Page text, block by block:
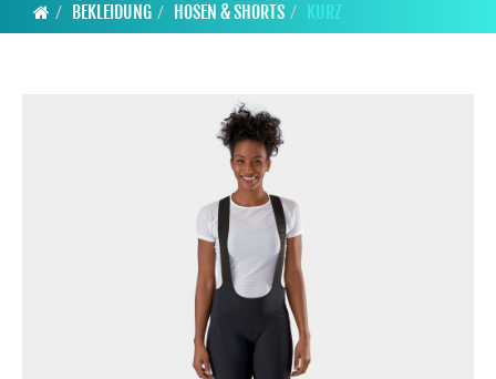
BEKLEIDUNG HOSEN & SHORTS KURZ